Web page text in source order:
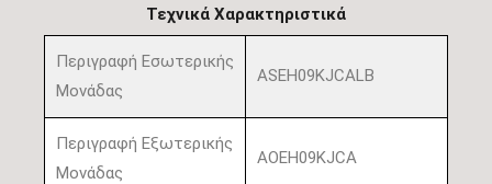
Τεχνικά Χαρακτηριστικά
Περιγραφή Εσωτερικής
Μονάδας
ASEH09KJCALB
Περιγραφή Εξωτερικής
Μονάδας
AOEH09KJCA